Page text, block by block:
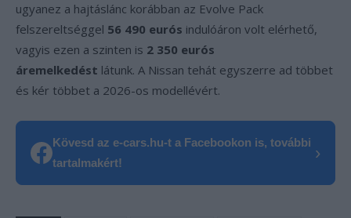
ugyanez a hajtáslánc korábban az Evolve Pack
felszereltséggel 56 490 eurós indulóáron volt elérhető,
vagyis ezen a szinten is 2 350 eurós
áremelkedést látunk. A Nissan tehát egyszerre ad többet
és kér többet a 2026-os modellévért.
Kövesd az e-cars.hu-t a Facebookon is, további
tartalmakért!
›